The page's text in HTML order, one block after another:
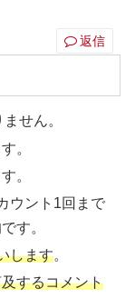
返信
せん。
。
。
ウント1回まで
す。
します。
するコメント